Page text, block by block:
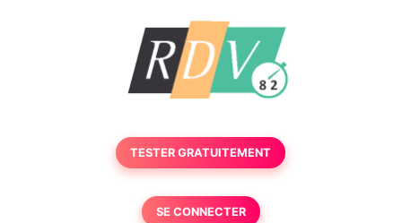
TESTER GRATUITEMENT
SE CONNECTER